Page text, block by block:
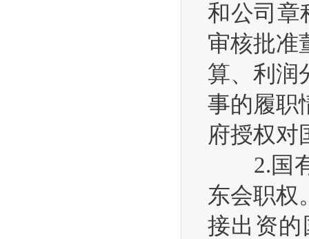
和公司章
审核批准
算、利润
事的履职
府授权对
2.国有
东会职权
接出资